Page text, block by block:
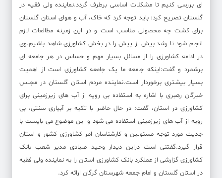
ای بررسی كنیم تا مشكلات اساسی برطرف گردد.نماینده ولی فقیه در
گلستان تصریح کرد: باید توجه کرد که خاک، آب و هوای استان گلستان
برای کشت چه محصولی مناسب است و در این زمینه مطالعات لازم
انجام شود تا رشد بیش از پیش را در بخش کشاورزی شاهد باشیم.وی
در ادامه کشاورزی را از مسائل بسیار مهم و حساس در هر جامعه ای
برشمرد و گفت:اینکه جامعه ما یک جامعه کشاورزی است از اهمیت
بسیار بیشتری برخوردار است.نماینده مردم استان گلستان در مجلس
خبرگان رهبری با اشاره به استفاده بی رویه از آب های زیرزمینی برای
کشاورزی در استان، گفت: در حال حاضر با تکیه بر آبیاری سنتی، بی
رویه از آب های زیرزمینی استفاده می شود و این موضوع می بایست با
جدیت مورد توجه مسئولین و کارشناسان امر کشاورزی کشور و استان
قرار گیرد.گفتنی است دراین دیدار وحید صیادی مدیر شعب بانک
کشاورزی گزارشی از عملکرد بانک کشاورزی استان را به نماینده ولی فقیه
در استان گلستان و امام جمعه شهرستان گرگان ارائه کرد.